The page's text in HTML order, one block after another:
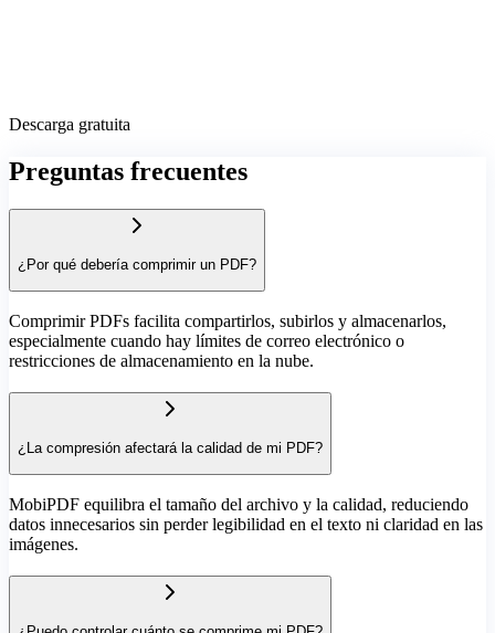
Descarga gratuita
Preguntas frecuentes
¿Por qué debería comprimir un PDF?
Comprimir PDFs facilita compartirlos, subirlos y almacenarlos,
especialmente cuando hay límites de correo electrónico o
restricciones de almacenamiento en la nube.
¿La compresión afectará la calidad de mi PDF?
MobiPDF equilibra el tamaño del archivo y la calidad, reduciendo
datos innecesarios sin perder legibilidad en el texto ni claridad en las
imágenes.